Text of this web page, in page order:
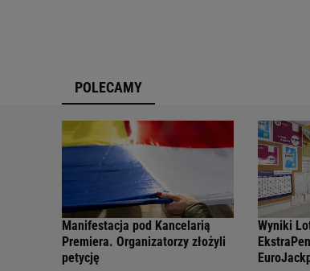
POLECAMY
Manifestacja pod Kancelarią
Premiera. Organizatorzy złożyli
petycję
Wyniki